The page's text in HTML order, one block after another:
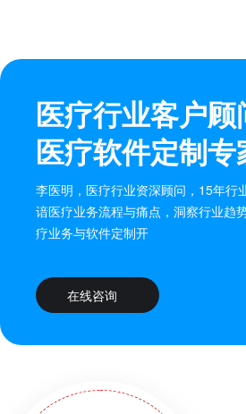
医疗行业客户顾
医疗软件定制专
李医明，医疗行业资深顾问，15年行
谙医疗业务流程与痛点，洞察行业趋
疗业务与软件定制开
在线咨询